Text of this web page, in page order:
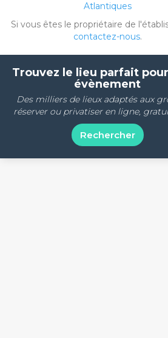
Atlantiques
Si vous êtes le propriétaire de
contactez-nous.
Trouvez le lieu parfait
évènement
Des milliers de lieux adaptés aux
réserver ou privatiser en ligne,
Rechercher